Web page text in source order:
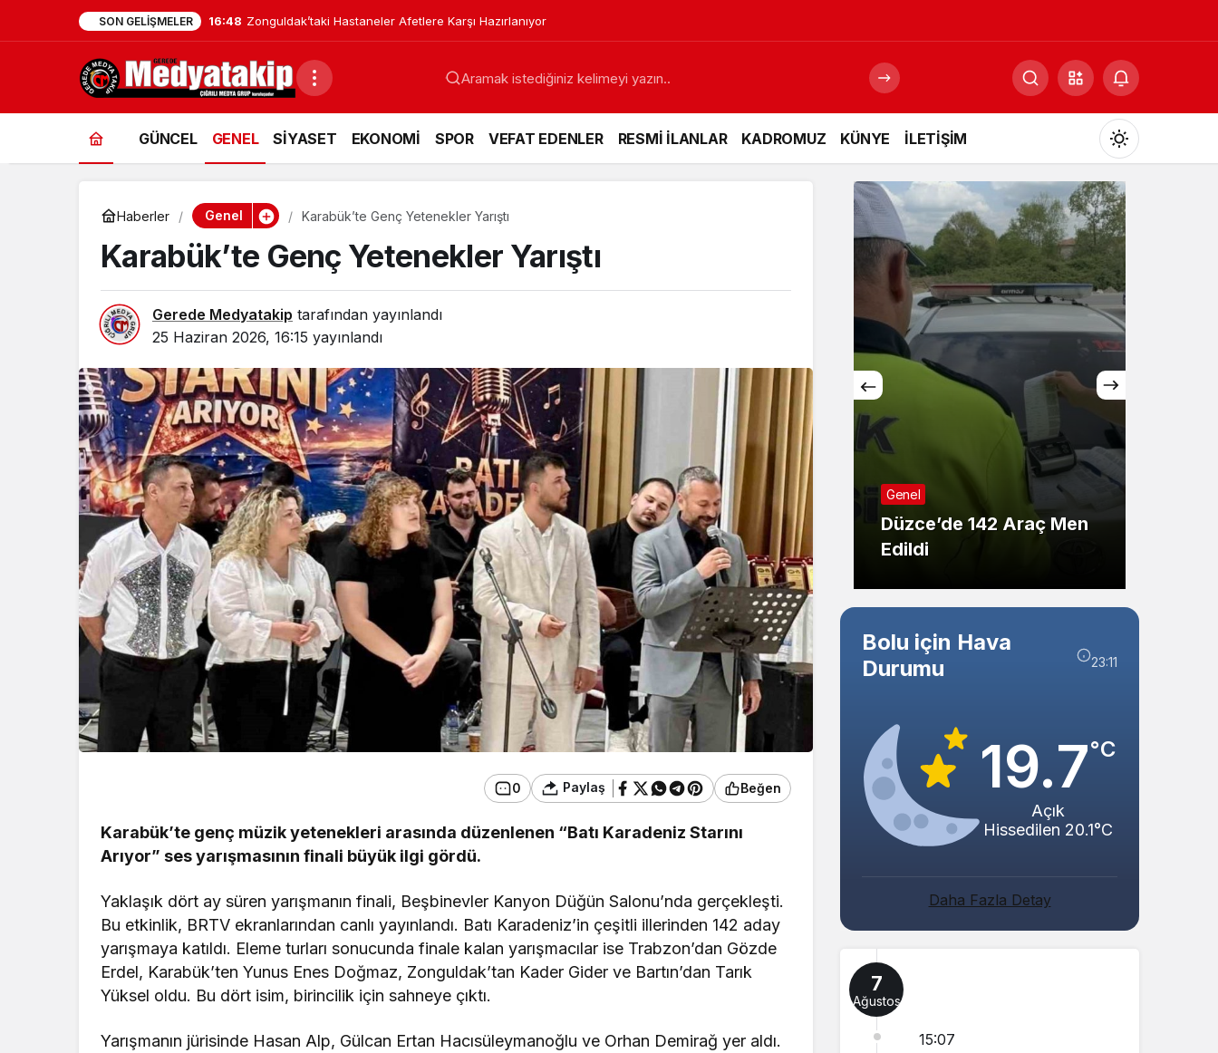
SON GELIŞMELER 16:48 Zonguldak’taki Hastaneler Afetlere Karşı Hazırlanıyor
GÜNCEL GENEL SİYASET EKONOMİ SPOR VEFAT EDENLER RESMİ İLANLAR KADROMUZ KÜNYE İLETİŞİM
Mod
değiştir
Gündüz Modu
Gündüz modunu seçin.
Gece Modu
Gece modunu seçin.
Sistem modunu seçin.
Haberler Genel Karabük’te Genç Yetenekler Yarıştı
Karabük’te Genç Yetenekler Yarıştı
Gerede Medyatakip tarafından yayınlandı
25 Haziran 2026, 16:15 yayınlandı
0 Paylaş Beğen
Karabük’te genç müzik yetenekleri arasında düzenlenen “Batı Karadeniz Starını
Arıyor” ses yarışmasının finali büyük ilgi gördü.
Yaklaşık dört ay süren yarışmanın finali, Beşbinevler Kanyon Düğün Salonu’nda gerçekleşti.
Bu etkinlik, BRTV ekranlarından canlı yayınlandı. Batı Karadeniz’in çeşitli illerinden 142 aday
yarışmaya katıldı. Eleme turları sonucunda finale kalan yarışmacılar ise Trabzon’dan Gözde
Erdel, Karabük’ten Yunus Enes Doğmaz, Zonguldak’tan Kader Gider ve Bartın’dan Tarık
Yüksel oldu. Bu dört isim, birincilik için sahneye çıktı.
Yarışmanın jürisinde Hasan Alp, Gülcan Ertan Hacısüleymanoğlu ve Orhan Demirağ yer aldı.
Genel
Zonguldak’ta Durağa
Çarptı, Araziye Uçtu,
Alev Aldı
Genel
Zonguldak’taki
Hastaneler Afetlere
Karşı Hazırlanıyor
Genel
Düzce’de 142 Araç Men
Edildi
Bolu için Hava
Durumu
23:11
19.7°C
Açık
Hissedilen 20.1°C
Daha Fazla Detay
7
Ağustos
15:07